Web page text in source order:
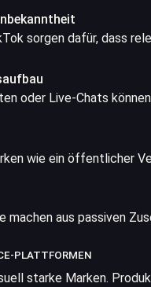
sorgen dafür, dass
oder Live-Chats
wie ein öffentlicher
machen aus passiven
PLATTFORMEN
starke Marken.